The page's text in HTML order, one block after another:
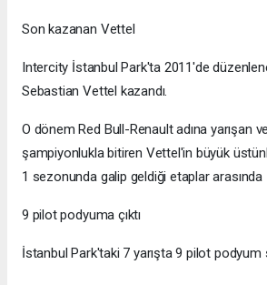
Son kazanan Vettel
Intercity İstanbul Park'ta 2011'de
Sebastian Vettel kazandı.
O dönem Red Bull-Renault adına yarışan ve
şampiyonlukla bitiren Vettel'in büyük
1 sezonunda galip geldiği etaplar arasında
9 pilot podyuma çıktı
İstanbul Park'taki 7 yarışta 9 pilot podyum